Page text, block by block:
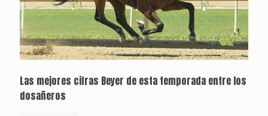
Las mejores cifras Beyer de esta temporada entre los
dosañeros